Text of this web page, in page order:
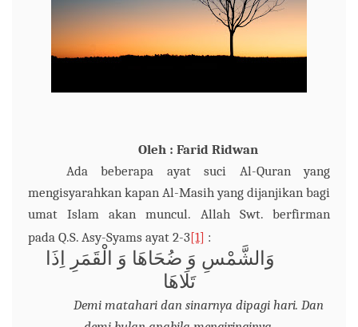
Oleh : Farid Ridwan
Ada beberapa ayat suci Al-Quran yang
mengisyarahkan kapan Al-Masih yang dijanjikan bagi
umat Islam akan muncul.
Allah Swt. berfirman
pada Q.S. Asy-Syams ayat 2-3[1] :
وَالشَّمْسِ وَ ضُحَاهَا وَ الْقَمَرِ اِذَا
تَلَاهَا
Demi matahari dan sinarnya dipagi hari. Dan